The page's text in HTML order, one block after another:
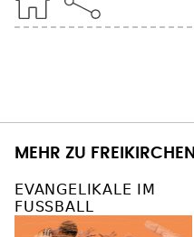
MEHR ZU FREIKIRCHEN
EVANGELIKALE IM
FUSSBALL